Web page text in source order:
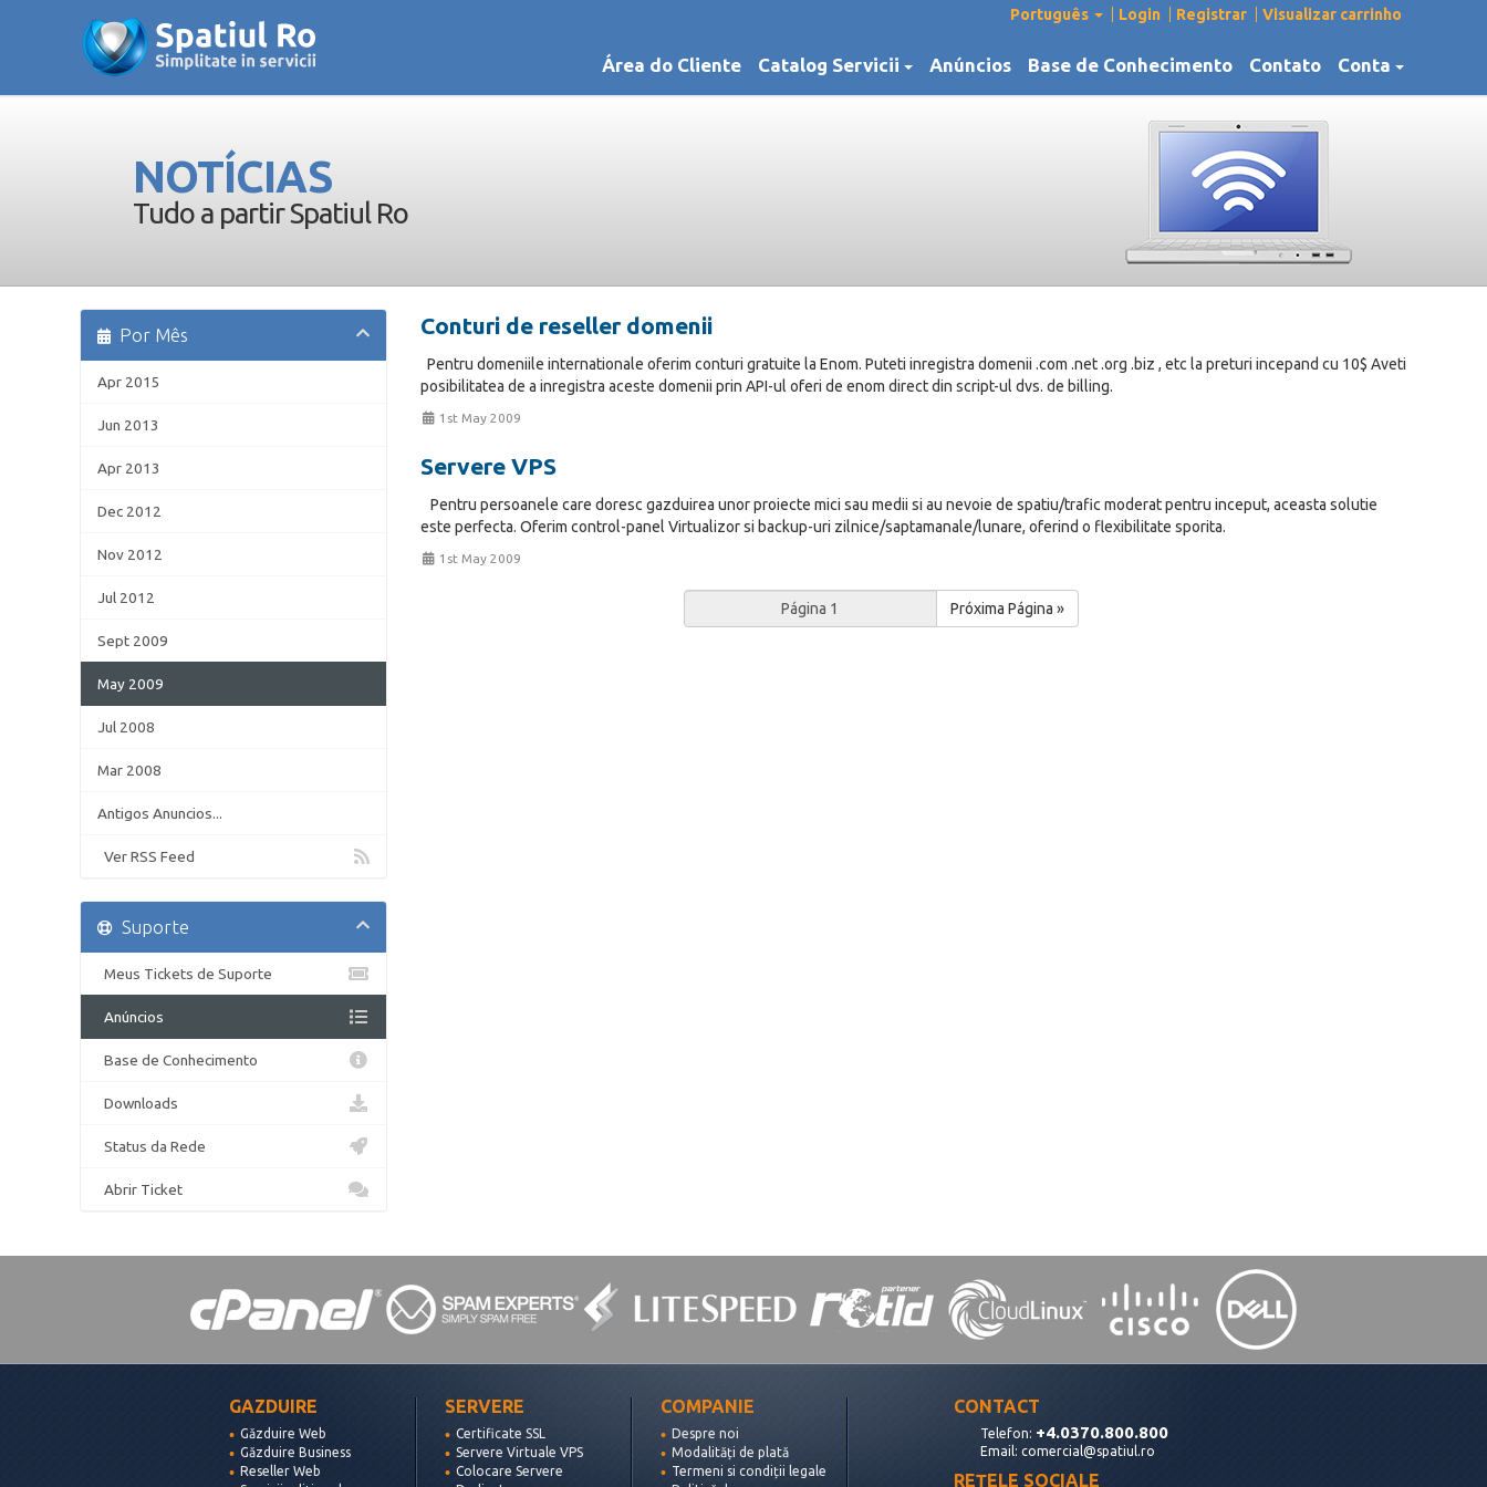
Português Login Registrar Visualizar carrinho
Área do Cliente Catalog Servicii Anúncios Base de Conhecimento Contato Conta
NOTÍCIAS
Tudo a partir Spatiul Ro
Por Mês
Apr 2015
Jun 2013
Apr 2013
Dec 2012
Nov 2012
Jul 2012
Sept 2009
May 2009
Jul 2008
Mar 2008
Antigos Anuncios...
Ver RSS Feed
Conturi de reseller domenii
Pentru domeniile internationale oferim conturi gratuite la Enom. Puteti inregistra domenii .com .net .org .biz , etc la preturi incepand cu 10$ Aveti
posibilitatea de a inregistra aceste domenii prin API-ul oferi de enom direct din script-ul dvs. de billing.
1st May 2009
Servere VPS
Pentru persoanele care doresc gazduirea unor proiecte mici sau medii si au nevoie de spatiu/trafic moderat pentru inceput, aceasta solutie
este perfecta. Oferim control-panel Virtualizor si backup-uri zilnice/saptamanale/lunare, oferind o flexibilitate sporita.
1st May 2009
Próxima Página »
Suporte
Meus Tickets de Suporte
Anúncios
Base de Conhecimento
Downloads
Status da Rede
Abrir Ticket
GAZDUIRE
Găzduire Web
Găzduire Business
Reseller Web
SERVERE
Certificate SSL
Servere Virtuale VPS
Colocare Servere
COMPANIE
Despre noi
Modalități de plată
Termeni si condiții legale
CONTACT
Telefon: +4.0370.800.800
Email: comercial@spatiul.ro
REȚELE SOCIALE